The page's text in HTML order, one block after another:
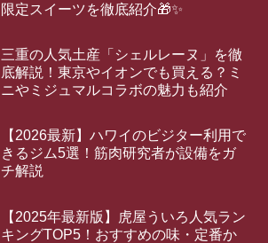
限定スイーツを徹底紹介🎁✨
三重の人気土産「シェルレーヌ」を徹
底解説！東京やイオンでも買える？ミ
ニやミジュマルコラボの魅力も紹介
【2026最新】ハワイのビジター利用で
きるジム5選！筋肉研究者が設備をガ
チ解説
【2025年最新版】虎屋ういろ人気ラン
キングTOP5！おすすめの味・定番か